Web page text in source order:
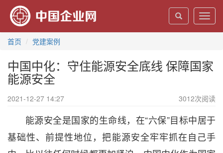
首页
党建案例
中国中化：守住能源安全底线 保障国家
能源安全
2021-12-27 14:27 3012次阅读
能源安全是国家的生命线，在“六保”目标中居于
基础性、前提性地位，把能源安全牢牢抓在自己手